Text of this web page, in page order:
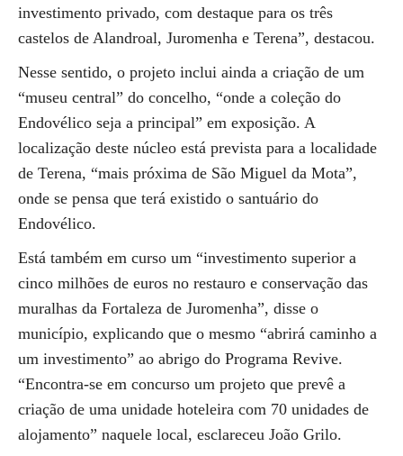
investimento privado, com destaque para os três
castelos de Alandroal, Juromenha e Terena”, destacou.
Nesse sentido, o projeto inclui ainda a criação de um
“museu central” do concelho, “onde a coleção do
Endovélico seja a principal” em exposição. A
localização deste núcleo está prevista para a localidade
de Terena, “mais próxima de São Miguel da Mota”,
onde se pensa que terá existido o santuário do
Endovélico.
Está também em curso um “investimento superior a
cinco milhões de euros no restauro e conservação das
muralhas da Fortaleza de Juromenha”, disse o
município, explicando que o mesmo “abrirá caminho a
um investimento” ao abrigo do Programa Revive.
“Encontra-se em concurso um projeto que prevê a
criação de uma unidade hoteleira com 70 unidades de
alojamento” naquele local, esclareceu João Grilo.